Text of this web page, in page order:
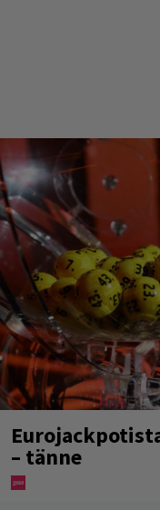
– tänne